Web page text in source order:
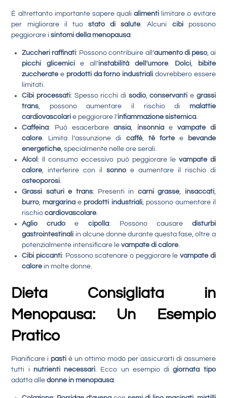
È altrettanto importante sapere qualialimenti limitare o evitare
per migliorare il tuo stato di salute. Alcuni cibipossono
peggiorare isintomi della menopausa:
Zuccheri raffinati: Possono contribuire all’aumento di peso, ai
picchi glicemicie all’instabilità dell’umore. Dolci,
bibite
zuccherate e prodotti da forno industriali dovrebbero essere
limitati.
Cibi processati: Spesso ricchi di sodio,conservanti e grassi
trans, possono aumentare il rischio di malattie
cardiovascolari e peggiorare l’infiammazione sistemica.
Caffeina: Può esacerbareansia, insonniae vampate di
calore. Limita l’assunzione di caffè, tè fortee
bevande
energetiche, specialmente nelle ore serali.
Alcol: Il consumo eccessivo può peggiorare le vampate di
calore, interferire con ilsonno e aumentare il rischio di
osteoporosi.
Grassi saturi e trans: Presenti in carni grasse, insaccati,
burro, margarina e prodotti industriali, possono aumentare il
rischiocardiovascolare.
Aglio crudo e cipolla: Possono causare disturbi
gastrointestinali in alcune donne durante questa fase, oltre a
potenzialmente intensificare levampate di calore.
Cibi piccanti: Possono scatenare o peggiorare le vampate di
calore in molte donne.
Dieta Consigliata in
Menopausa: Un Esempio
Pratico
Pianificare i pasti è un ottimo modo per assicurarti di assumere
tutti i nutrienti necessari. Ecco un esempio digiornata tipo
adatta alledonne in menopausa: